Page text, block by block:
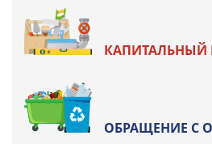
КАПИТАЛЬНЫЙ
ОБРАЩЕНИЕ С